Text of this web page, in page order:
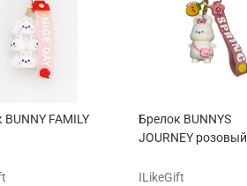
BUNNY FAMILY
Брелок BUNNYS
JOURNEY розовый
ILikeGift